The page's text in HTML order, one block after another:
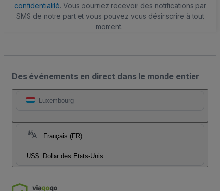
confidentialité. Vous pourriez recevoir des notifications par
SMS de notre part et vous pouvez vous désinscrire à tout
moment.
Des événements en direct dans le monde entier
Luxembourg
Français (FR)
US$ Dollar des Etats-Unis